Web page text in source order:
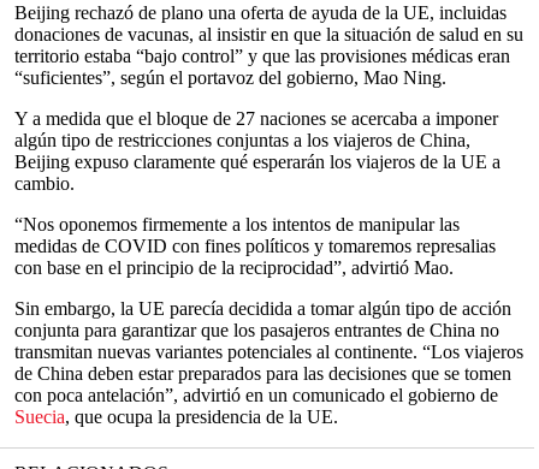
Beijing rechazó de plano una oferta de ayuda de la UE, incluidas
donaciones de vacunas, al insistir en que la situación de salud en su
territorio estaba “bajo control” y que las provisiones médicas eran
“suficientes”, según el portavoz del gobierno, Mao Ning.
Y a medida que el bloque de 27 naciones se acercaba a imponer
algún tipo de restricciones conjuntas a los viajeros de China,
Beijing expuso claramente qué esperarán los viajeros de la UE a
cambio.
“Nos oponemos firmemente a los intentos de manipular las
medidas de COVID con fines políticos y tomaremos represalias
con base en el principio de la reciprocidad”, advirtió Mao.
Sin embargo, la UE parecía decidida a tomar algún tipo de acción
conjunta para garantizar que los pasajeros entrantes de China no
transmitan nuevas variantes potenciales al continente. “Los viajeros
de China deben estar preparados para las decisiones que se tomen
con poca antelación”, advirtió en un comunicado el gobierno de
Suecia, que ocupa la presidencia de la UE.